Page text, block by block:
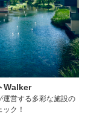
Walker
運営する多彩な施設の
ク！